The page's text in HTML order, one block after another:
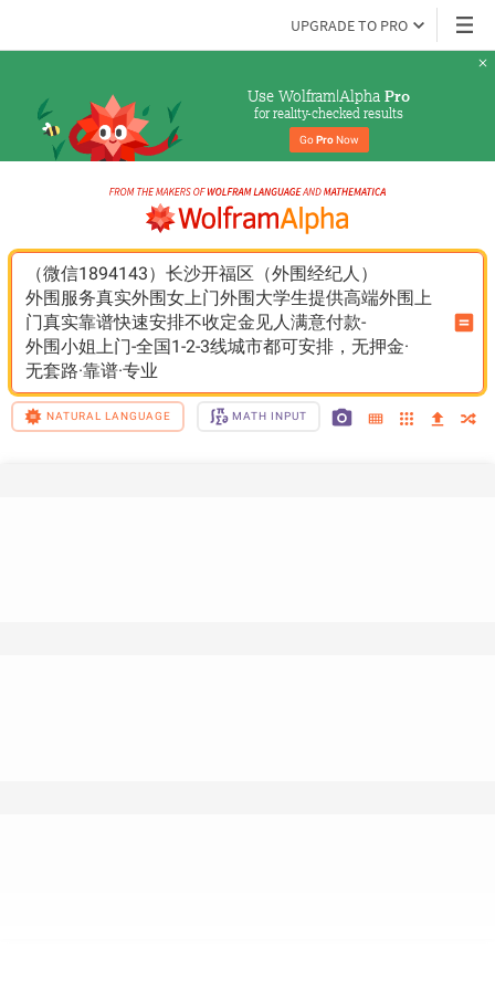
UPGRADE TO PRO
Use Wolfram|Alpha Pro
for reality-checked results
Go Pro Now
（微信1894143）长沙开福区（外围经纪人）
外围服务真实外围女上门外围大学生提供高端外围上
门真实靠谱快速安排不收定金见人满意付款-
外围小姐上门-全国1-2-3线城市都可安排，无押金·
无套路·靠谱·专业
NATURAL LANGUAGE MATH INPUT